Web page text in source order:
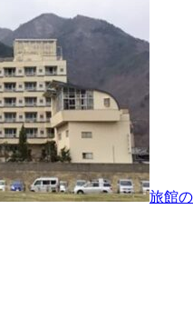
旅館の